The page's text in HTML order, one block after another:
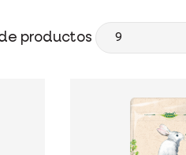
productos